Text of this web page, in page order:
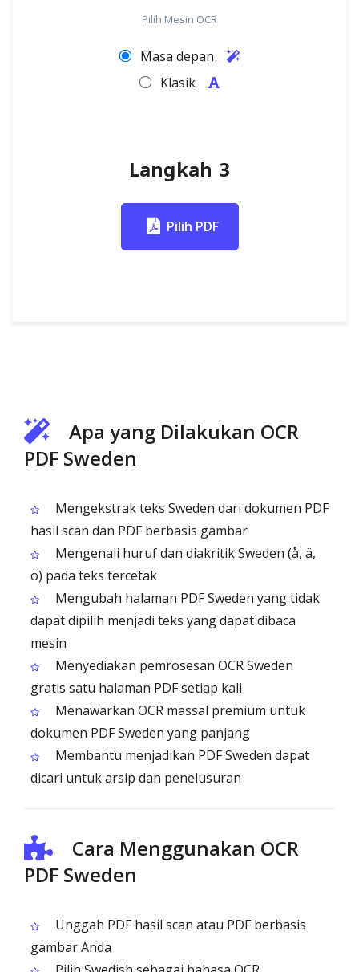
Pilih Mesin OCR
Masa depan
Klasik
Langkah 3
Pilih PDF
Apa yang Dilakukan OCR
PDF Sweden
Mengekstrak teks Sweden dari dokumen PDF
hasil scan dan PDF berbasis gambar
Mengenali huruf dan diakritik Sweden (å, ä,
ö) pada teks tercetak
Mengubah halaman PDF Sweden yang tidak
dapat dipilih menjadi teks yang dapat dibaca
mesin
Menyediakan pemrosesan OCR Sweden
gratis satu halaman PDF setiap kali
Menawarkan OCR massal premium untuk
dokumen PDF Sweden yang panjang
Membantu menjadikan PDF Sweden dapat
dicari untuk arsip dan penelusuran
Cara Menggunakan OCR
PDF Sweden
Unggah PDF hasil scan atau PDF berbasis
gambar Anda